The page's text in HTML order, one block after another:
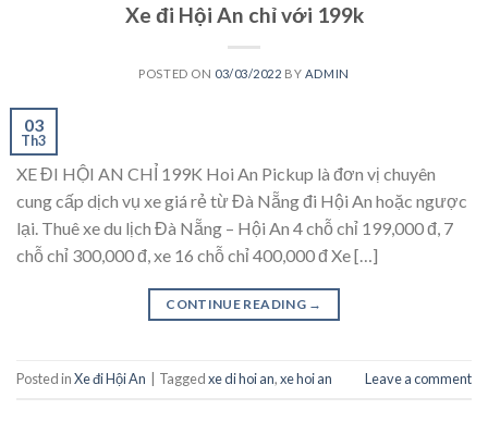
Xe đi Hội An chỉ với 199k
POSTED ON 03/03/2022 BY ADMIN
03
Th3
XE ĐI HỘI AN CHỈ 199K Hoi An Pickup là đơn vị chuyên
cung cấp dịch vụ xe giá rẻ từ Đà Nẵng đi Hội An hoặc ngược
lại. Thuê xe du lịch Đà Nẵng – Hội An 4 chỗ chỉ 199,000 đ, 7
chỗ chỉ 300,000 đ, xe 16 chỗ chỉ 400,000 đ Xe […]
CONTINUE READING →
Posted inXe đi Hội An Taggedxe di hoi an,xe hoi an Leave a comment